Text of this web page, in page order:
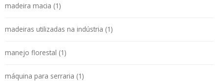
madeira macia (1)
madeiras utilizadas na indústria (1)
manejo florestal (1)
máquina para serraria (1)